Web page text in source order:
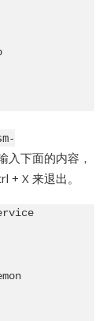
入下面的内容，
+ X 来退出。